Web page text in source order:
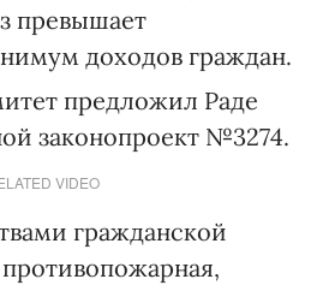
превышает
доходов граждан.
предложил Раде
законопроект №3274.
VIDEO
гражданской